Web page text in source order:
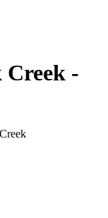
Creek -